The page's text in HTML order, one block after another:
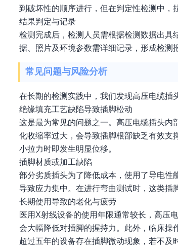
到破坏性的顺序进行，但在判定性检测中，
结果判定与记录
检测完成后，检测人员需根据检测数据出具
据、照片及环境参数需详细记录，形成检测
常见问题与风险分析
在长期的检测实践中，我们发现高压电缆插
绝缘填充工艺缺陷导致插脚松动
这是最为常见的问题之一。高压电缆插头内
化收缩率过大，会导致插脚根部缺乏有效支
小拉力时即发生明显位移。
插脚材质或加工缺陷
部分劣质插头为了降低成本，使用了导电性
导致应力集中。在进行弯曲测试时，这类插
长期使用导致的老化与疲劳
医用X射线设备的使用年限通常较长，高压
会大幅降低对插脚的握持力。此外，临床操
超过五年的设备存在插脚微动现象，若不及